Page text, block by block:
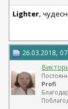
Lighter,
26.03.2018,
Profi